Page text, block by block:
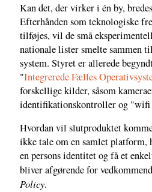
Kan det, der virker i én by,
Efterhånden som teknologiske
tilføjes, vil de små
nationale lister smelte sammen
system. Styret er allerede
"Integrerede Fælles
forskellige kilder, såsom
identifikationskontroller og "wifi
Hvordan vil slutproduktet
ikke tale om en samlet platform,
en persons identitet og få et
bliver afgørende for
Policy.